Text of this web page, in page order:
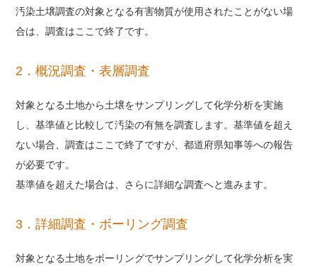
汚染土壌調査の対象となる有害物質が使用されたことがない場
合は、調査はここで終了です。
2．概況調査・表層調査
対象となる土地から土壌をサンプリングして化学分析を実施
し、基準値と比較して汚染の有無を調査します。基準値を超え
ない場合、調査はここで終了ですが、都道府県知事等への報告
が必要です。
基準値を超えた場合は、さらに詳細な調査へと進みます。
3．詳細調査・ボーリング調査
対象となる土地をボーリングでサンプリングして化学分析を実